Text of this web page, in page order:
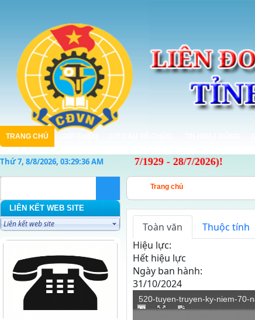
TRANG CHỦ
Thứ 7, 8/8/2026, 03:29:37 AM
VIỆT NAM (28/7/1929 - 28/7/2026)!
LIÊN KẾT WEB SITE
Trang chủ
Toàn văn Thuộc tính
Hiệu lực:
Hết hiệu lực
Ngày ban hành:
31/10/2024